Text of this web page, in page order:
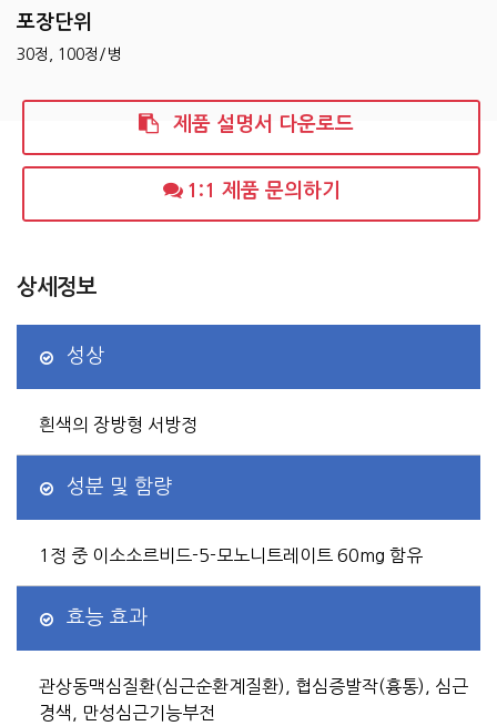
포장단위
30정, 100정/병
제품 설명서 다운로드
1:1 제품 문의하기
상세정보
성상
흰색의 장방형 서방정
성분 및 함량
1정 중 이소소르비드-5-모노니트레이트 60mg 함유
효능 효과
관상동맥심질환(심근순환계질환), 협심증발작(흉통), 심근
경색, 만성심근기능부전